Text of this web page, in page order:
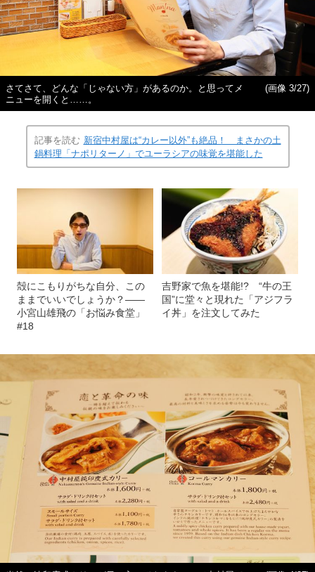
さてさて、どんな「じゃない方」があるのか。と思ってメ
ニューを開くと……。
(画像 3/27)
記事を読む 新宿中村屋は“カレー以外”も絶品！ まさかの土
鍋料理「ナポリターノ」でユーラシアの味覚を堪能した
殻にこもりがちな自分、この
ままでいいでしょうか？――
小宮山雄飛の「お悩み食堂」
#18
吉野家で魚を堪能!? “牛の王
国”に堂々と現れた「アジフラ
イ丼」を注文してみた